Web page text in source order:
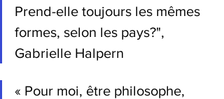
Prend-elle toujours les mêmes
formes, selon les pays?",
Gabrielle Halpern
« Pour moi, être philosophe,